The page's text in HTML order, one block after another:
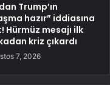
Trump’ın
hazır” iddiasına
Hürmüz mesajı ilk
kriz çıkardı
7, 2026